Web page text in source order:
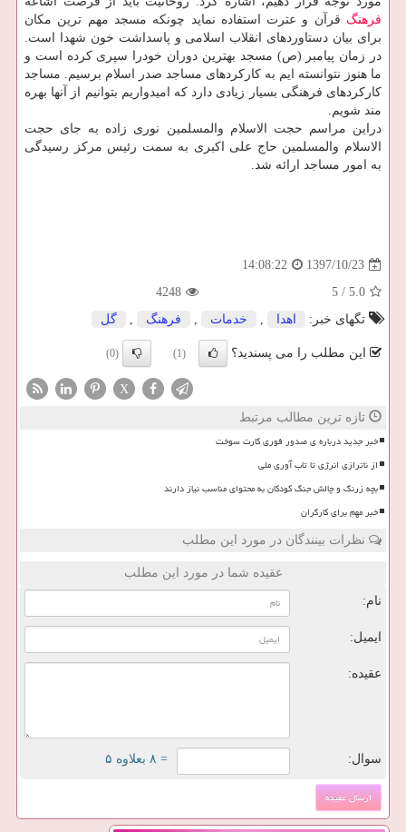
فرهنگ قرآن و عترت استفاده نماید چونكه مسجد مهم ترین مكان
برای بیان دستاوردهای انقلاب اسلامی و پاسداشت خون شهدا است.
در زمان پیامبر (ص) مسجد بهترین دوران خودرا سپری كرده است و
ما هنوز نتوانسته ایم به كاركردهای مساجد صدر اسلام برسیم. مساجد
كاركردهای فرهنگی بسیار زیادی دارد كه امیدواریم بتوانیم از آنها بهره
مند شویم.
دراین مراسم حجت الاسلام والمسلمین نوری زاده به جای حجت
الاسلام والمسلمین حاج علی اكبری به سمت رئیس مركز رسیدگی
به امور مساجد ارائه شد.
1397/10/23
14:08:22
5.0
/
5
4248
تگهای خبر:
اهدا , خدمات , فرهنگ , گل
این مطلب را می پسندید؟ (1)
(0)
X
تازه ترین مطالب مرتبط
خبر جدید درباره ی صدور فوری کارت سوخت
از ناترازی انرژی تا تاب آوری ملی
بچه زرنگ و چالش جنگ کودکان به محتوای مناسب نیاز دارند
خبر مهم برای کارگران
نظرات بینندگان در مورد این مطلب
عقیده شما در مورد این مطلب
نام:
ایمیل:
عقیده:
سوال: = ۸ بعلاوه ۵